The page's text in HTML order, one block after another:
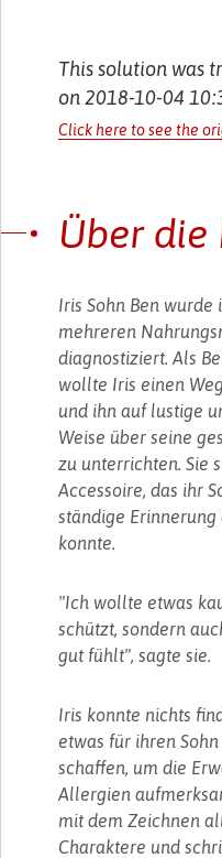
This solution was
on 2018-10-04
Click here to see the
Über die
Iris Sohn Ben
mehreren
diagnostiziert. Als
wollte Iris einen
und ihn auf lustige
Weise über seine
zu unterrichten. Sie
Accessoire, das ihr
ständige
konnte.
"Ich wollte etwas
schützt, sondern
gut fühlt", sagte sie.
Iris konnte nichts
etwas für ihren
schaffen, um die
Allergien
mit dem Zeichnen
Charaktere und